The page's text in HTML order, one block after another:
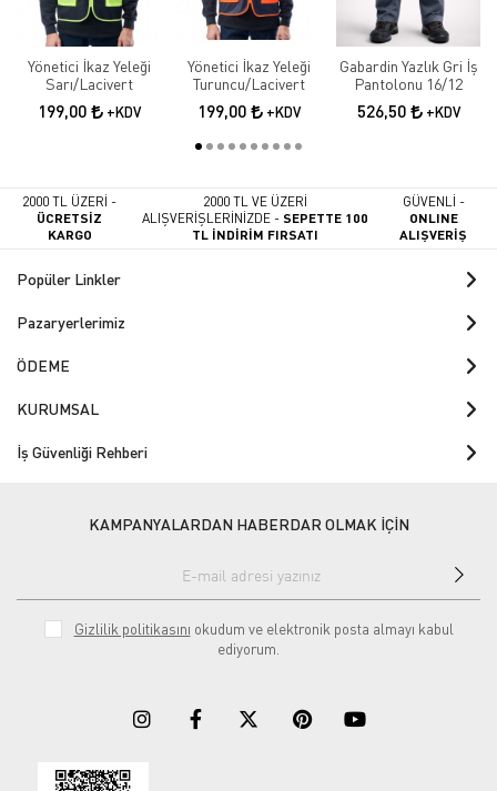
Yönetici İkaz Yeleği
Sarı/Lacivert
199,00 +KDV
Yönetici İkaz Yeleği
Turuncu/Lacivert
199,00 +KDV
Gabardin Yazlık Gri İş
Pantolonu 16/12
526,50 +KDV
2000 TL ÜZERİ -
ÜCRETSİZ
KARGO
2000 TL VE ÜZERİ
ALIŞVERİŞLERİNİZDE -SEPETTE 100
TL İNDİRİM FIRSATI
GÜVENLİ -
ONLINE
ALIŞVERİŞ
Popüler Linkler
Pazaryerlerimiz
ÖDEME
KURUMSAL
İş Güvenliği Rehberi
KAMPANYALARDAN HABERDAR OLMAK İÇİN
Gizlilik politikasını okudum ve elektronik posta almayı kabul
ediyorum.